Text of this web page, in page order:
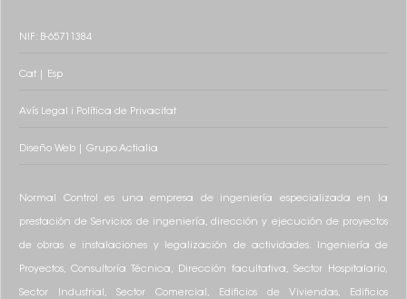
NIF: B-65711384
Cat Esp
Avís Legal i Política de Privacitat
Diseño Web GrupoActialia
Normal Control es una empresa de ingeniería especializada en la
prestación de Servicios de ingeniería, dirección y ejecución de proyectos
de obras e instalaciones y legalización de actividades. Ingeniería de
Proyectos, Consultoría Técnica, Dirección facultativa, Sector Hospitalario,
Sector Industrial, Sector Comercial, Edificios de Viviendas, Edificios